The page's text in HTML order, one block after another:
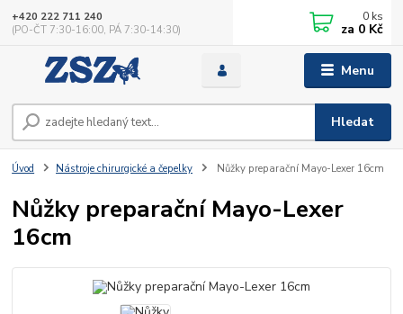
Menu
Hledat
+420 222 711 240
(PO-ČT 7:30-16:00, PÁ 7:30-14:30)
0 ks
za 0 Kč
Úvod Nástroje chirurgické a čepelky Nůžky preparační Mayo-Lexer 16cm
Nůžky preparační Mayo-Lexer
16cm